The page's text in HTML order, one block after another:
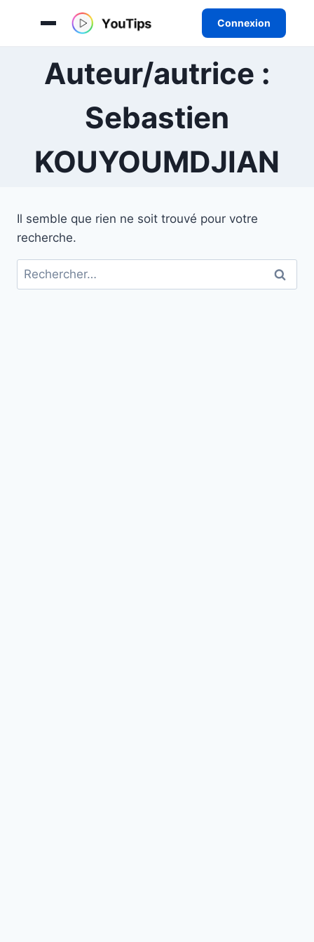
Connexion
Auteur/autrice :
Sebastien
KOUYOUMDJIAN
Il semble que rien ne soit trouvé pour votre
recherche.
Rechercher :